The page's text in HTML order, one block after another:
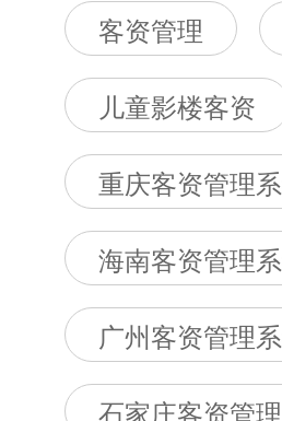
客资管理
儿童影楼客资
重庆客资管理
海南客资管理
广州客资管理
石家庄客资管